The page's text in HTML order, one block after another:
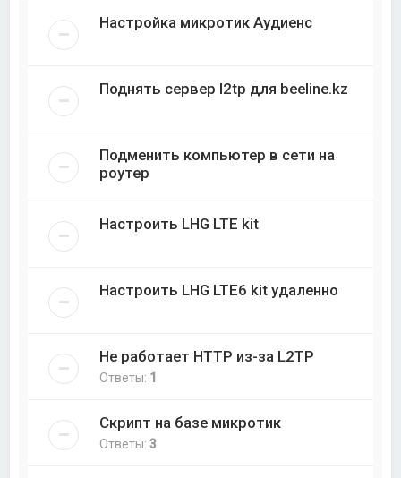
Настройка микротик Аудиенс
Поднять сервер l2tp для beeline.kz
Подменить компьютер в сети на
роутер
Настроить LHG LTE kit
Настроить LHG LTE6 kit удаленно
Не работает HTTP из-за L2TP
Ответы: 1
Скрипт на базе микротик
Ответы:3